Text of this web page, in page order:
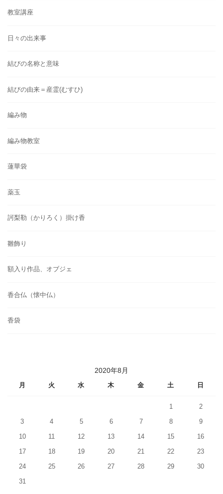
教室講座
日々の出来事
結びの名称と意味
結びの由来＝産霊(むすひ)
編み物
編み物教室
蓮華袋
薬玉
訶梨勒（かりろく）掛け香
雛飾り
額入り作品、オブジェ
香合仏（懐中仏）
香袋
2020年8月
月 火 水 木 金 土 日
1
2
3
4 5 6 7 8
9
10
11 12 13 14 15
16
17
18 19 20 21 22
23
24
25 26 27 28 29
30
31